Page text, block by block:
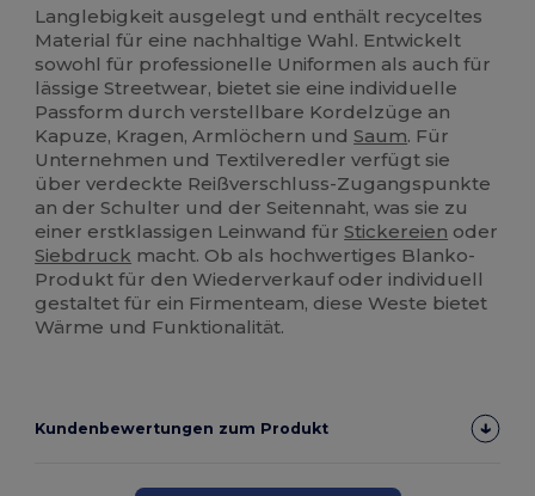
Langlebigkeit ausgelegt und enthält recyceltes
Material für eine nachhaltige Wahl. Entwickelt
sowohl für professionelle Uniformen als auch für
lässige Streetwear, bietet sie eine individuelle
Passform durch verstellbare Kordelzüge an
Kapuze, Kragen, Armlöchern undSaum. Für
Unternehmen und Textilveredler verfügt sie
über verdeckte Reißverschluss-Zugangspunkte
an der Schulter und der Seitennaht, was sie zu
einer erstklassigen Leinwand fürStickereien oder
Siebdruck macht. Ob als hochwertiges Blanko-
Produkt für den Wiederverkauf oder individuell
gestaltet für ein Firmenteam, diese Weste bietet
Wärme und Funktionalität.
Kundenbewertungen zum Produkt